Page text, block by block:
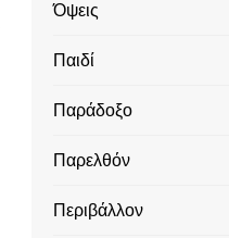
Όψεις
Παιδί
Παράδοξο
Παρελθόν
Περιβάλλον